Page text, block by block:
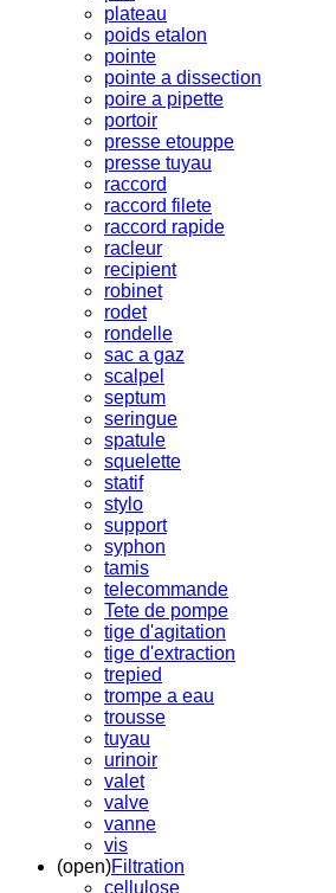
plateau
poids etalon
pointe
pointe a dissection
poire a pipette
portoir
presse etouppe
presse tuyau
raccord
raccord filete
raccord rapide
racleur
recipient
robinet
rodet
rondelle
sac a gaz
scalpel
septum
seringue
spatule
squelette
statif
stylo
support
syphon
tamis
telecommande
Tete de pompe
tige d'agitation
tige d'extraction
trepied
trompe a eau
trousse
tuyau
urinoir
valet
valve
vanne
vis
(open)Filtration
cellulose